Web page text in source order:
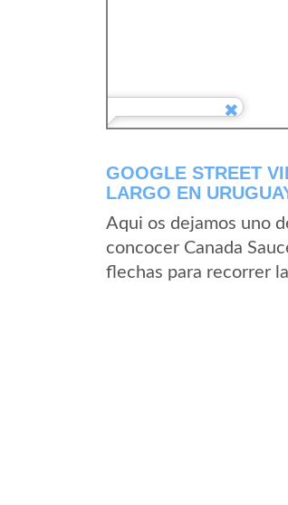
GOOGLE STREET
LARGO EN
Aqui os dejamos uno
concocer Canada
flechas para recorrer